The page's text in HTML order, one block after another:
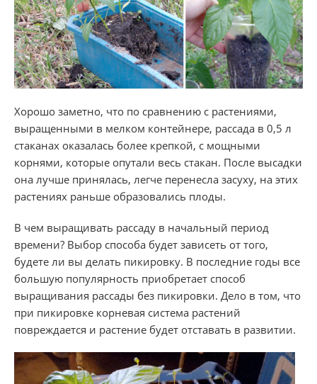
Хорошо заметно, что по сравнению с растениями,
выращенными в мелком контейнере, рассада в 0,5 л
стаканах оказалась более крепкой, с мощными
корнями, которые опутали весь стакан. После высадки
она лучше принялась, легче перенесла засуху, на этих
растениях раньше образовались плоды.
В чем выращивать рассаду в начальный период
времени? Выбор способа будет зависеть от того,
будете ли вы делать пикировку. В последние годы все
большую популярность приобретает способ
выращивания рассады без пикировки. Дело в том, что
при пикировке корневая система растений
повреждается и растение будет отставать в развитии.